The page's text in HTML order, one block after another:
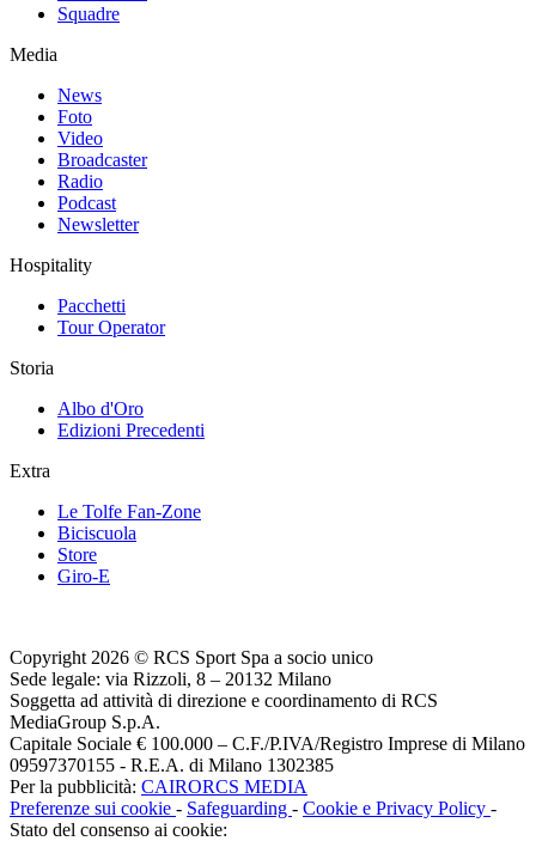
Squadre
Media
News
Foto
Video
Broadcaster
Radio
Podcast
Newsletter
Hospitality
Pacchetti
Tour Operator
Storia
Albo d'Oro
Edizioni Precedenti
Extra
Le Tolfe Fan-Zone
Biciscuola
Store
Giro-E
Copyright 2026 © RCS Sport Spa a socio unico
Sede legale: via Rizzoli, 8 – 20132 Milano
Soggetta ad attività di direzione e coordinamento di RCS
MediaGroup S.p.A.
Capitale Sociale € 100.000 – C.F./P.IVA/Registro Imprese di Milano
09597370155 - R.E.A. di Milano 1302385
Per la pubblicità: CAIRORCS MEDIA
Preferenze sui cookie - Safeguarding - Cookie e Privacy Policy -
Stato del consenso ai cookie: